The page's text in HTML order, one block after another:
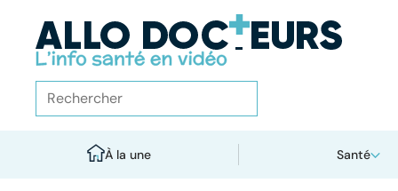
À la une Santé